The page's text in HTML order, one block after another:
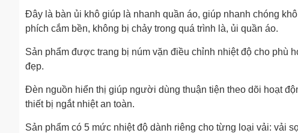
Đây là bàn ủi khô giúp là nhanh quần áo, giúp nhanh chóng
phích cắm bền, không bị chảy trong quá trình là, ủi quần áo.
Sản phẩm được trang bị núm vặn điều chỉnh nhiệt độ cho phù
đẹp.
Đèn nguồn hiển thị giúp người dùng thuận tiện theo dõi hoạt
thiết bị ngắt nhiệt an toàn.
Sản phẩm có 5 mức nhiệt độ dành riêng cho từng loại vải: vải